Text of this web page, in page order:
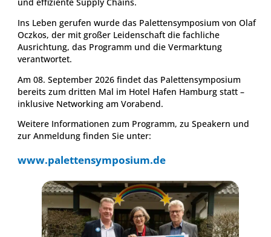
Ins Leben gerufen wurde das Palettensymposium von Olaf
Oczkos, der mit großer Leidenschaft die fachliche
Ausrichtung, das Programm und die Vermarktung
verantwortet.
Am 08. September 2026 findet das Palettensymposium
bereits zum dritten Mal im Hotel Hafen Hamburg statt –
inklusive Networking am Vorabend.
Weitere Informationen zum Programm, zu Speakern und
zur Anmeldung finden Sie unter:
www.palettensymposium.de